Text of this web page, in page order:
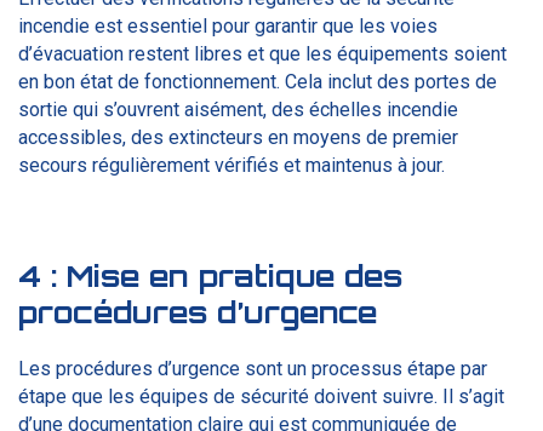
incendie est essentiel pour garantir que les voies
d’évacuation restent libres et que les équipements soient
en bon état de fonctionnement. Cela inclut des portes de
sortie qui s’ouvrent aisément, des échelles incendie
accessibles, des extincteurs en moyens de premier
secours régulièrement vérifiés et maintenus à jour.
4 : Mise en pratique des
procédures d’urgence
Les procédures d’urgence sont un processus étape par
étape que les équipes de sécurité doivent suivre. Il s’agit
d’une documentation claire qui est communiquée de